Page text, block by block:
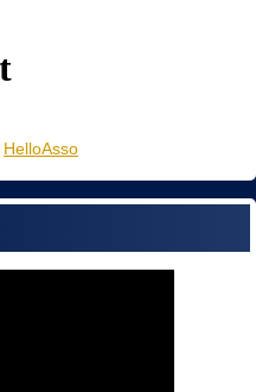
HelloAsso